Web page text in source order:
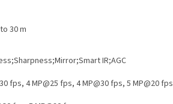
30 m
IR;AGC
fps, 4 MP@25 fps, 4 MP@30 fps, 5 MP@20 fps